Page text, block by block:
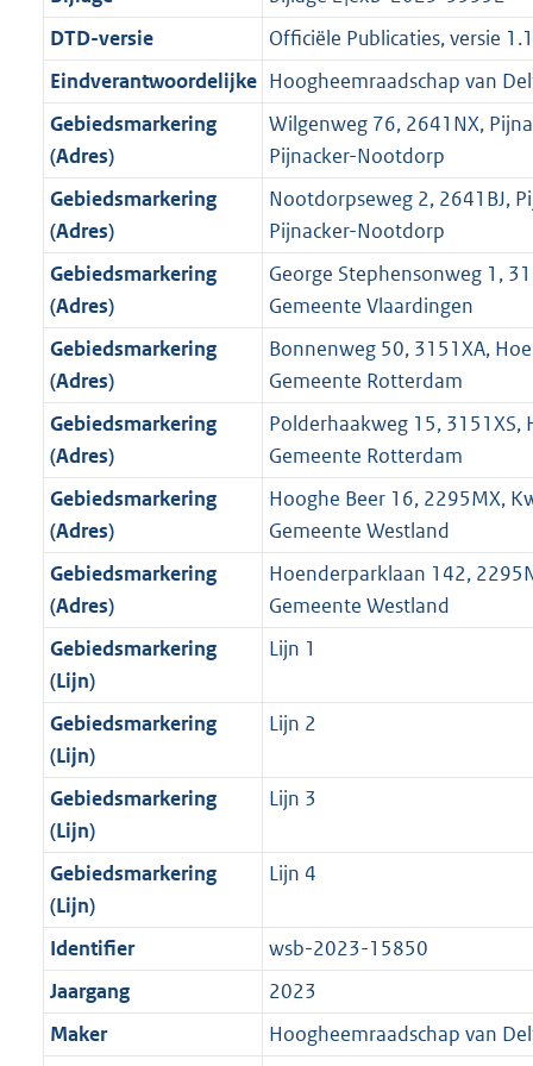
n
f
o
r
m
a
a
t
K
b
i
n
o
r
m
a
a
t
b
e
i
n
f
o
r
m
a
a
t
b
i
e
n
f
o
r
m
a
a
t
7
b
r
o
o
t
t
e
8
K
b
g
r
o
o
t
t
e
:
6
K
b
DTD-versie
Officiële Publicaties, versie 1.1
Eindverantwoordelijke Hoogheemraadschap van
Gebiedsmarkering
(Adres)
Wilgenweg 76, 2641NX,
Pijnacker-Nootdorp
Gebiedsmarkering
(Adres)
Nootdorpseweg 2, 2641BJ,
Pijnacker-Nootdorp
Gebiedsmarkering
(Adres)
George Stephensonweg 1,
Gemeente Vlaardingen
Gebiedsmarkering
(Adres)
Bonnenweg 50, 3151XA,
Gemeente Rotterdam
Gebiedsmarkering
(Adres)
Polderhaakweg 15, 3151XS,
Gemeente Rotterdam
Gebiedsmarkering
(Adres)
Hooghe Beer 16, 2295MX,
Gemeente Westland
Gebiedsmarkering
(Adres)
Hoenderparklaan 142,
Gemeente Westland
Gebiedsmarkering
(Lijn)
Lijn 1
Gebiedsmarkering
(Lijn)
Lijn 2
Gebiedsmarkering
(Lijn)
Lijn 3
Gebiedsmarkering
(Lijn)
Lijn 4
Identifier
wsb-2023-15850
Jaargang
2023
Maker
Hoogheemraadschap van